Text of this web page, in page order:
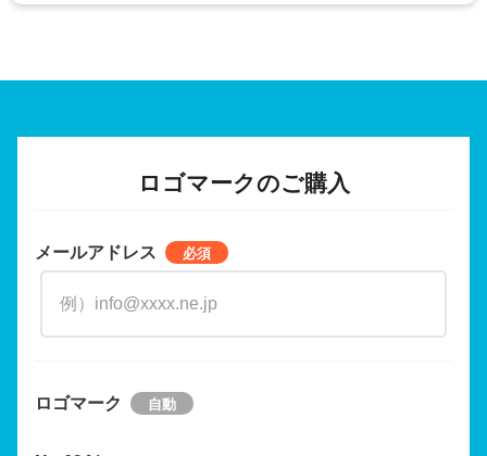
ロゴマークのご購入
メールアドレス
ロゴマーク